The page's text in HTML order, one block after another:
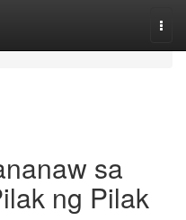
sa
ng Pilak